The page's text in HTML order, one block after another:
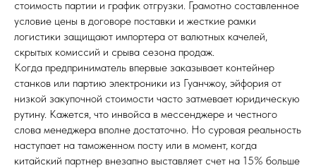
стоимость партии и график отгрузки. Грамотно составленное
условие цены в договоре поставки и жесткие рамки
логистики защищают импортера от валютных качелей,
скрытых комиссий и срыва сезона продаж.
Когда предприниматель впервые заказывает контейнер
станков или партию электроники из Гуанчжоу, эйфория от
низкой закупочной стоимости часто затмевает юридическую
рутину. Кажется, что инвойса в мессенджере и честного
слова менеджера вполне достаточно. Но суровая реальность
наступает на таможенном посту или в момент, когда
китайский партнер внезапно выставляет счет на 15% больше